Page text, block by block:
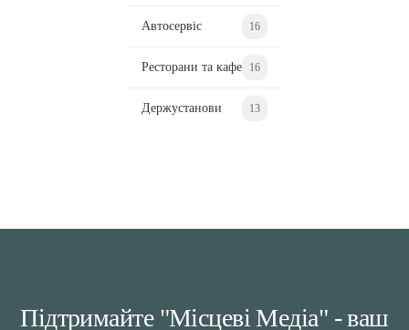
Автосервіс 16
Ресторани та кафе 16
Держустанови 13
Підтримайте "Місцеві Медіа" - ваш